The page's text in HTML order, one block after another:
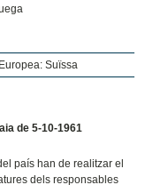
Suïssa
de 5-10-1961
país han de realitzar el
dels responsables